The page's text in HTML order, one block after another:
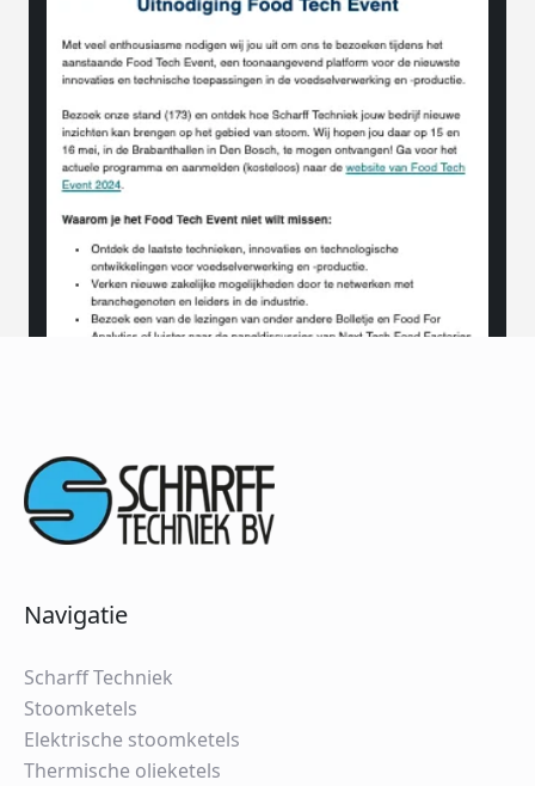
Navigatie
Scharff Techniek
Stoomketels
Elektrische stoomketels
Thermische olieketels